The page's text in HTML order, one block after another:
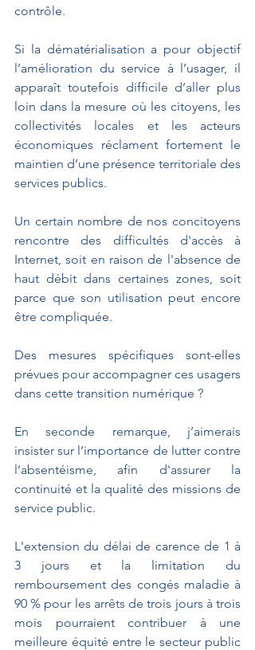
contrôle.
Si la dématérialisation a pour objectif
l’amélioration du service à l’usager, il
apparaît toutefois difficile d’aller plus
loin dans la mesure où les citoyens, les
collectivités locales et les acteurs
économiques réclament fortement le
maintien d’une présence territoriale des
services publics.
Un certain nombre de nos concitoyens
rencontre des difficultés d'accès à
Internet, soit en raison de l'absence de
haut débit dans certaines zones, soit
parce que son utilisation peut encore
être compliquée.
Des mesures spécifiques sont-elles
prévues pour accompagner ces usagers
dans cette transition numérique ?
En seconde remarque, j’aimerais
insister sur l’importance de lutter contre
l’absentéisme, afin d'assurer la
continuité et la qualité des missions de
service public.
L'extension du délai de carence de 1 à
3 jours et la limitation du
remboursement des congés maladie à
90 % pour les arrêts de trois jours à trois
mois pourraient contribuer à une
meilleure équité entre le secteur public